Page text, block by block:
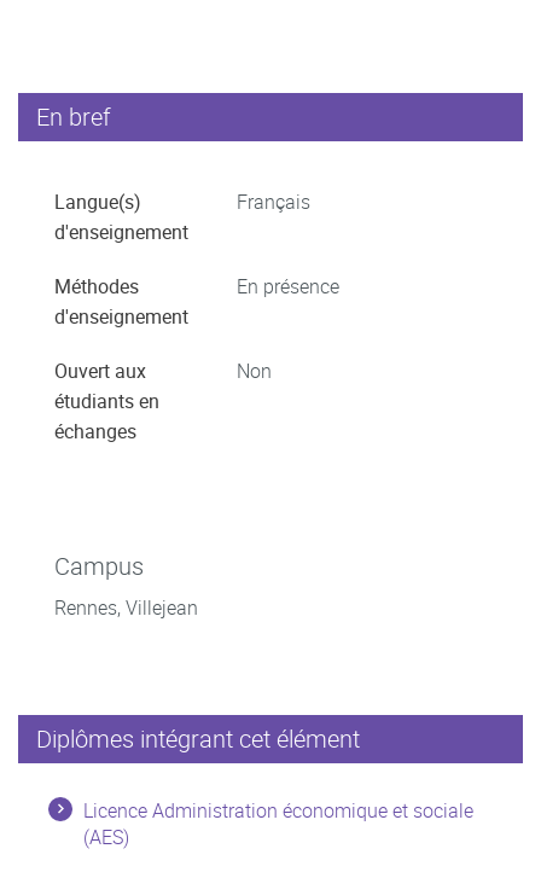
En bref
Langue(s)
d'enseignement
Français
Méthodes
d'enseignement
En présence
Ouvert aux
étudiants en
échanges
Non
Campus
Rennes, Villejean
Diplômes intégrant cet élément
Licence Administration économique et sociale
(AES)